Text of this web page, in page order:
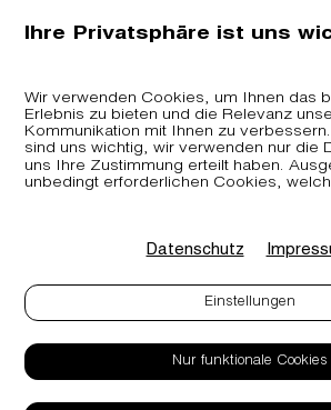
ZIRB.MINI
Kontakt
Ihre Privatsphäre ist uns
Wir verwenden Cookies, um Ihnen das
Erlebnis zu bieten und die Relevanz
Kommunikation mit Ihnen zu
sind uns wichtig, wir verwenden nur die
uns Ihre Zustimmung erteilt haben.
unbedingt erforderlichen Cookies,
Datenschutz
Einstellungen
Nur funktionale Cookies